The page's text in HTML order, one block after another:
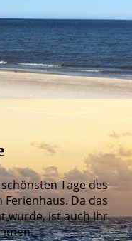
Tage des
Da das
wurde, ist auch Ihr